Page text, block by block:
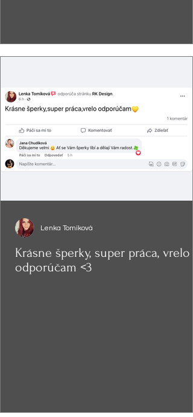
Krásne šperky, super práca, vrelo
odporúčam <3
Lenka Tomíková